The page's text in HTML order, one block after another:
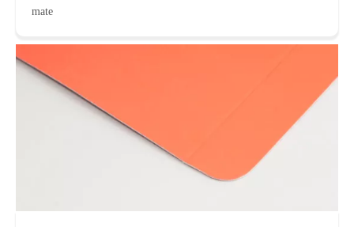
mate